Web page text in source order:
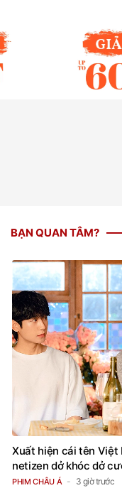
BẠN QUAN TÂM?
Xuất hiện cái tên Việt
netizen dở khóc dở
PHIM CHÂU Á 3 giờ trước